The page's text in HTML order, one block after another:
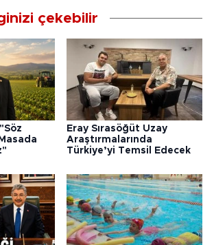
çekebilir
Eray Sırasöğüt Uzay
Araştırmalarında
Türkiye’yi Temsil Edecek